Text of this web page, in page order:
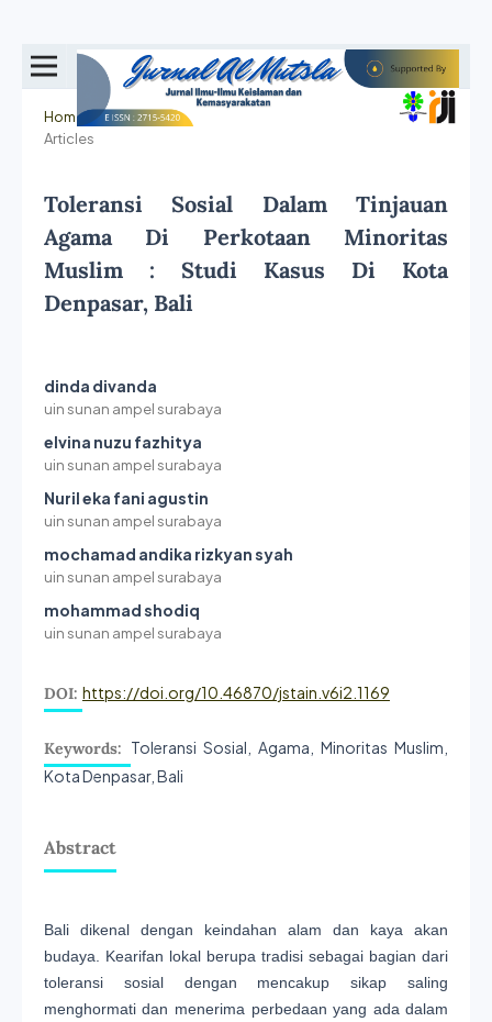
Home / Archives / Vol. 6 No. 2 (2024): Jurnal Al Mutsla /
Articles
Toleransi Sosial Dalam Tinjauan
Agama Di Perkotaan Minoritas
Muslim : Studi Kasus Di Kota
Denpasar, Bali
dinda divanda
uin sunan ampel surabaya
elvina nuzu fazhitya
uin sunan ampel surabaya
Nuril eka fani agustin
uin sunan ampel surabaya
mochamad andika rizkyan syah
uin sunan ampel surabaya
mohammad shodiq
uin sunan ampel surabaya
DOI: https://doi.org/10.46870/jstain.v6i2.1169
Keywords: Toleransi Sosial, Agama, Minoritas Muslim,
Kota Denpasar, Bali
Abstract
Bali dikenal dengan keindahan alam dan kaya akan
budaya. Kearifan lokal berupa tradisi sebagai bagian dari
toleransi sosial dengan mencakup sikap saling
menghormati dan menerima perbedaan yang ada dalam